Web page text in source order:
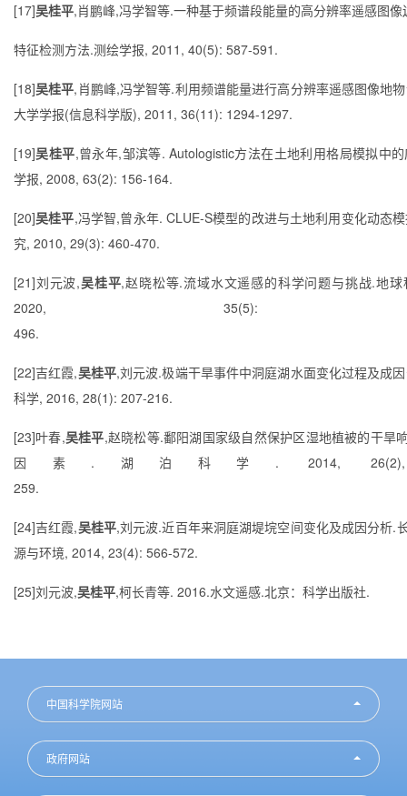
[17]吴桂平,肖鹏峰,冯学智等.一种基于频谱段能量的高分辨率遥感图像
特征检测方法.测绘学报, 2011, 40(5): 587-591.
[18]吴桂平, 肖鹏峰,冯学智等.利用频谱能量进行高分辨率遥感图像地
大学学报(信息科学版), 2011, 36(11): 1294-1297.
[19]吴桂平,曾永年,邹滨等. Autologistic方法在土地利用格局模拟中
学报, 2008, 63(2): 156-164.
[20]吴桂平,冯学智,曾永年. CLUE-S模型的改进与土地利用变化动态
究, 2010, 29(3): 460-470.
[21]刘元波,吴桂平,赵晓松等.流域水文遥感的科学问题与挑战.地球
2020, 35(5):
496.
[22]吉红霞,吴桂平,刘元波.极端干旱事件中洞庭湖水面变化过程及成
科学, 2016, 28(1): 207-216.
[23]叶春,吴桂平,赵晓松等.鄱阳湖国家级自然保护区湿地植被的干旱
因素 . 湖泊科学 . 2014,
259.
[24]吉红霞,吴桂平,刘元波.近百年来洞庭湖堤垸空间变化及成因分析.
源与环境, 2014, 23(4): 566-572.
[25]刘元波,吴桂平,柯长青等. 2016.水文遥感.北京：科学出版社.
中国科学院网站
政府网站